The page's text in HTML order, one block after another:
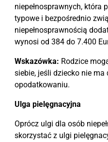
niepełnosprawnych, która
typowe i bezpośrednio
niepełnosprawnością
wynosi od 384 do 7.400
Wskazówka: Rodzice
siebie, jeśli dziecko nie
opodatkowaniu.
Ulga pielęgnacyjna
Oprócz ulgi dla osób
skorzystać z ulgi